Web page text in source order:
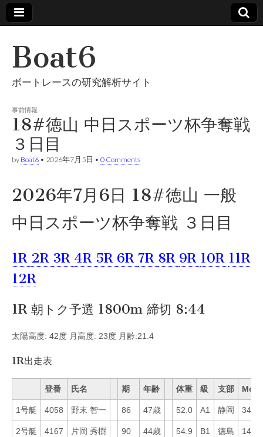
Boat6
ボートレースの研究解析サイト
事前情報
18#徳山 中日スポーツ杯争奪戦
３日目
by Boat6 • 2026年7月5日 • 0 Comments
2026年7月6日 18#徳山 一般
中日スポーツ杯争奪戦 ３日目
1R 2R 3R 4R 5R 6R 7R 8R 9R 10R 11R
12R
1R 朝トク予選 1800m 締切 8:44
太陽高度: 42度 月高度: 23度 月齢:21.4
1R出走表
登番 氏名 期 年齢 体重 級 支部 Mo
1号艇 4058 野末 智一 86 47歳 52.0 A1 静岡 34
2号艇 4167 片岡 秀樹 90 44歳 54.9 B1 徳島 14